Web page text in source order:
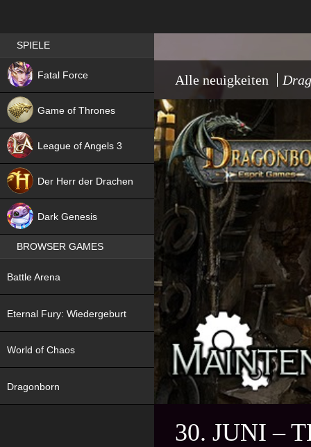
Alle neuigkeiten
30. JUNI –
Best RPG games in Germany
SPIELE
Fatal Force
NEW
Game of Thrones
League of Angels 3
Der Herr der Drachen
Dark Genesis
BROWSER GAMES
Battle Arena
Eternal Fury: Wiedergeburt
World of Chaos
Dragonborn